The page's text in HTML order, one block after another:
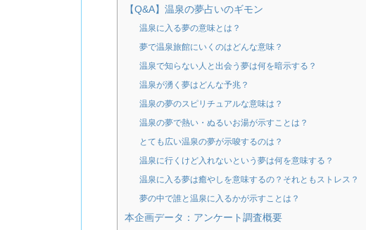
【Q&A】温泉の夢占いのギモン
温泉に入る夢の意味とは？
夢で温泉旅館にいくのはどんな意味？
温泉で知らない人と出会う夢は何を暗示する？
温泉が湧く夢はどんな予兆？
温泉の夢のスピリチュアルな意味は？
温泉の夢で熱い・ぬるいお湯が示すことは？
とても広い温泉の夢が示唆するのは？
温泉に行くけど入れないという夢は何を意味する？
温泉に入る夢は癒やしを意味するの？それともストレス？
夢の中で誰と温泉に入るかが示すことは？
本企画データ：アンケート調査概要